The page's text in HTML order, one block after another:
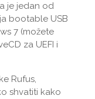
je jedan od
bootable USB
7 (možete
za UEFI i
Rufus,
shvatiti kako